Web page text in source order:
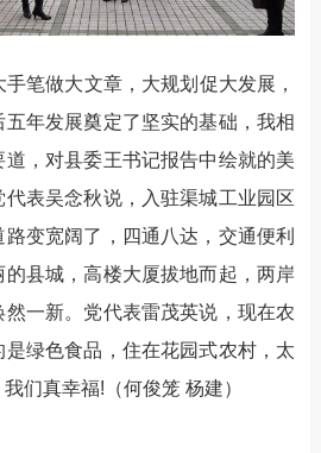
笔做大文章，大规划促大发展，
年发展奠定了坚实的基础，我相
，对县委王书记报告中绘就的美
表吴念秋说，入驻渠城工业园区
变宽阔了，四通八达，交通便利
县城，高楼大厦拔地而起，两岸
一新。党代表雷茂英说，现在农
绿色食品，住在花园式农村，太
们真幸福!（何俊笼 杨建）